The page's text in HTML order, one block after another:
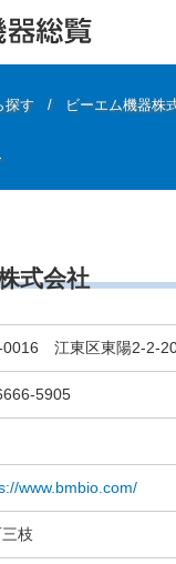
探す ビーエム機器株
式会社
0016 江東区東陽2-2-
5905
www.bmbio.com/
枝